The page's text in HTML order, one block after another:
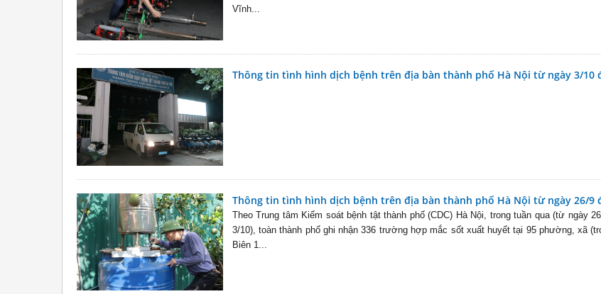
Vĩnh...
Thông tin tình hình dịch bệnh trên địa bàn thành phố Hà Nội từ ngày 3/10
Thông tin tình hình dịch bệnh trên địa bàn thành phố Hà Nội từ ngày 26/9
Theo Trung tâm Kiểm soát bệnh tật thành phố (CDC) Hà Nội, trong tuần qua (từ ngày
3/10), toàn thành phố ghi nhận 336 trường hợp mắc sốt xuất huyết tại 95 phường, xã
Biên 1...